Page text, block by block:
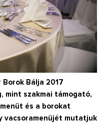
Borok Bálja 2017
mint szakmai támogató,
és a borokat
vacsoramenüjét mutatjuk